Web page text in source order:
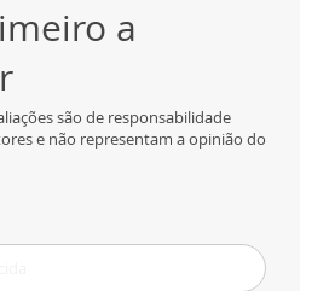
a
são de responsabilidade
e não representam a opinião do